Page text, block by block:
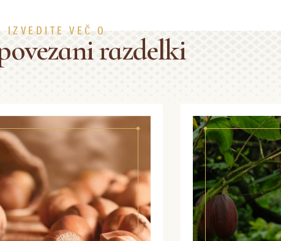
IZVEDITE VEČ O
razdelki